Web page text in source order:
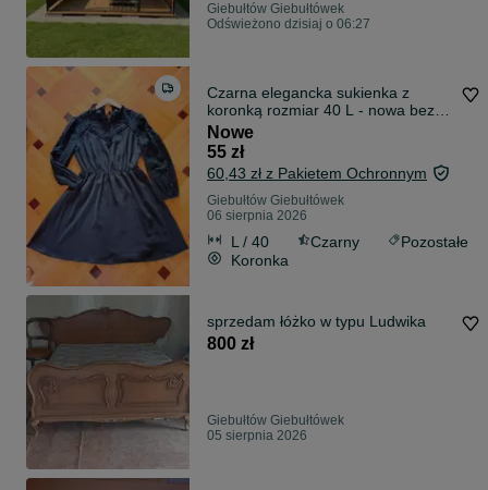
Giebułtów Giebułtówek
Odświeżono dzisiaj o 06:27
Czarna elegancka sukienka z
koronką rozmiar 40 L - nowa bez
metki
Nowe
55 zł
60,43 zł z Pakietem Ochronnym
Giebułtów Giebułtówek
06 sierpnia 2026
L / 40 Czarny
Pozostałe
Koronka
sprzedam łóżko w typu Ludwika
800 zł
Giebułtów Giebułtówek
05 sierpnia 2026